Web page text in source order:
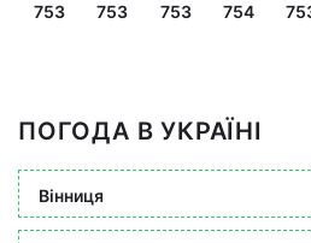
753 753 753 754
ПОГОДА В УКРАЇНІ
Вінниця